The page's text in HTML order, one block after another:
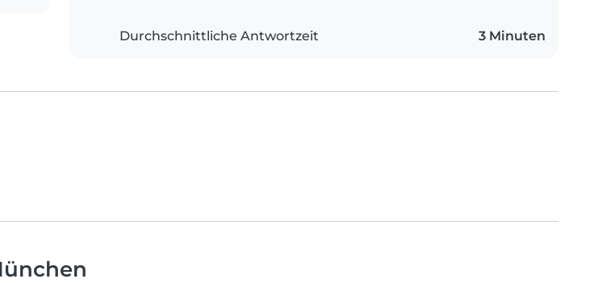
Durchschnittliche Antwortzeit 3 Minuten